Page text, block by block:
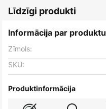
Līdzīgi produkti
Informācija par produktu
Zīmols:
SKU:
Produktinformācija